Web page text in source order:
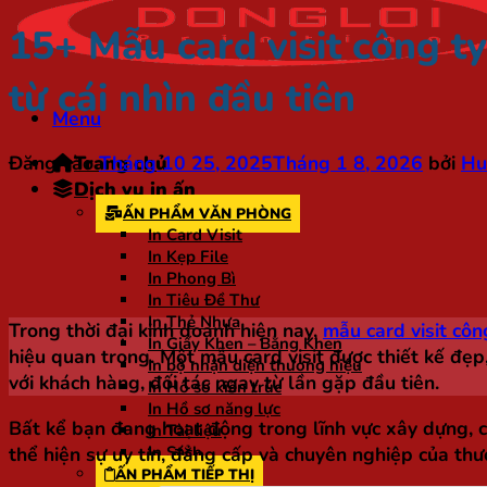
Menu
Trang chủ
Dịch vụ in ấn
ẤN PHẨM VĂN PHÒNG
In Card Visit
In Kẹp File
In Phong Bì
In Tiêu Đề Thư
In Thẻ Nhựa
In Giấy Khen – Bằng Khen
In bộ nhận diện thương hiệu
In Hồ sơ kiến trúc
In Hồ sơ năng lực
In Tài liệu
In Sách
ẤN PHẨM TIẾP THỊ
15+ Mẫu card visit công
từ cái nhìn đầu tiên
Đăng vàoTháng 10 25, 2025Tháng 1 8, 2026 bởi
Trong thời đại kinh doanh hiện nay, mẫu card visit
hiệu quan trọng. Một mẫu card visit được thiết kế
với khách hàng, đối tác ngay từ lần gặp đầu tiên.
Bất kể bạn đang hoạt động trong lĩnh vực xây dựng,
thể hiện sự uy tín, đẳng cấp và chuyên nghiệp của